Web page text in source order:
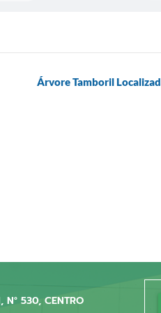
Árvore Tamboril
N° 530, CENTRO